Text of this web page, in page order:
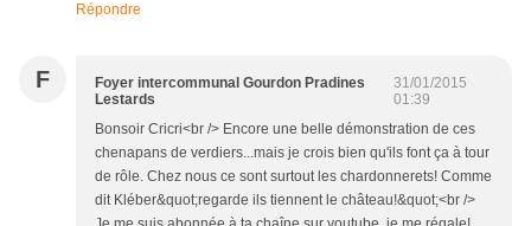
Répondre
F
Foyer intercommunal Gourdon Pradines
Lestards
31/01/2015
01:39
Bonsoir Cricri<br /> Encore une belle démonstration de ces
chenapans de verdiers...mais je crois bien qu'ils font ça à tour
de rôle. Chez nous ce sont surtout les chardonnerets! Comme
dit Kléber&quot;regarde ils tiennent le château!&quot;<br />